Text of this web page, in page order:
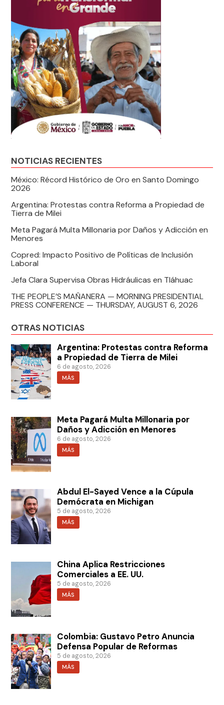
NOTICIAS RECIENTES
México: Récord Histórico de Oro en Santo Domingo
2026
Argentina: Protestas contra Reforma a Propiedad de
Tierra de Milei
Meta Pagará Multa Millonaria por Daños y Adicción en
Menores
Copred: Impacto Positivo de Políticas de Inclusión
Laboral
Jefa Clara Supervisa Obras Hidráulicas en Tláhuac
THE PEOPLE’S MAÑANERA — MORNING PRESIDENTIAL
PRESS CONFERENCE — THURSDAY, AUGUST 6, 2026
OTRAS NOTICIAS
Argentina: Protestas contra Reforma
a Propiedad de Tierra de Milei
6 de agosto, 2026
MÁS
Meta Pagará Multa Millonaria por
Daños y Adicción en Menores
6 de agosto, 2026
MÁS
Abdul El-Sayed Vence a la Cúpula
Demócrata en Michigan
5 de agosto, 2026
MÁS
China Aplica Restricciones
Comerciales a EE. UU.
5 de agosto, 2026
MÁS
Colombia: Gustavo Petro Anuncia
Defensa Popular de Reformas
5 de agosto, 2026
MÁS